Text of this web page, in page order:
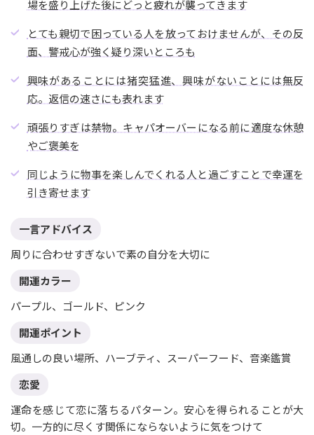
場を盛り上げた後にどっと疲れが襲ってきます
とても親切で困っている人を放っておけませんが、その反
面、警戒心が強く疑り深いところも
興味があることには猪突猛進、興味がないことには無反
応。返信の速さにも表れます
頑張りすぎは禁物。キャパオーバーになる前に適度な休憩
やご褒美を
同じように物事を楽しんでくれる人と過ごすことで幸運を
引き寄せます
一言アドバイス
周りに合わせすぎないで素の自分を大切に
開運カラー
パープル、ゴールド、ピンク
開運ポイント
風通しの良い場所、ハーブティ、スーパーフード、音楽鑑賞
恋愛
運命を感じて恋に落ちるパターン。安心を得られることが大
切。一方的に尽くす関係にならないように気をつけて